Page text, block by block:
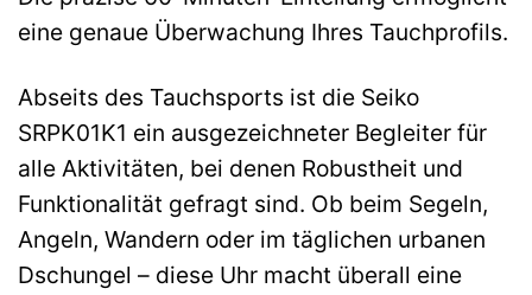
eine genaue Überwachung Ihres Tauchprofils.
Abseits des Tauchsports ist die Seiko
SRPK01K1 ein ausgezeichneter Begleiter für
alle Aktivitäten, bei denen Robustheit und
Funktionalität gefragt sind. Ob beim Segeln,
Angeln, Wandern oder im täglichen urbanen
Dschungel – diese Uhr macht überall eine